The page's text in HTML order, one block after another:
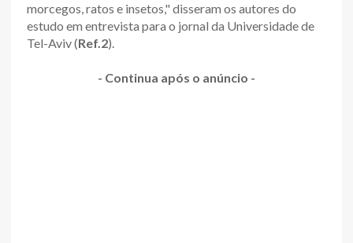
morcegos, ratos e insetos," disseram os autores do
estudo em entrevista para o jornal da Universidade de
Tel-Aviv (Ref.2).
- Continua após o anúncio -